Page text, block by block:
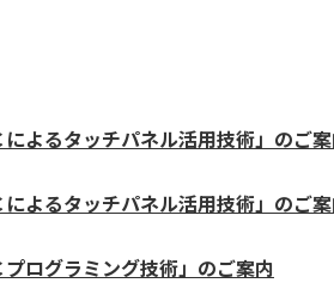
によるタッチパネル活用技術」のご
によるタッチパネル活用技術」のご
プログラミング技術」のご案内